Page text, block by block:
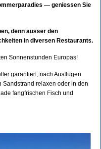
— geniessen Sie
denn ausser den
in diversen Restaurants.
Sonnenstunden Europas!
garantiert, nach Ausflügen
relaxen oder in den
fangfrischen Fisch und